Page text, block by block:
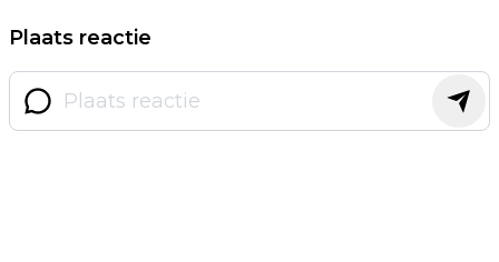
Plaats reactie